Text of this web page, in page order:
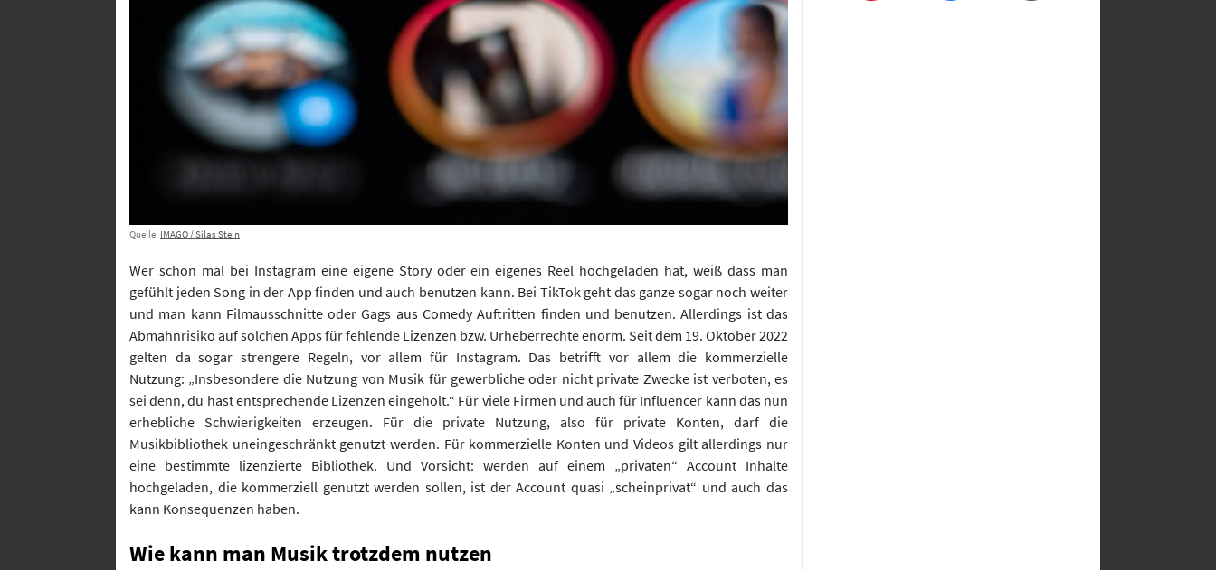
Quelle: IMAGO / Silas Stein
Wer schon mal bei Instagram eine eigene Story oder ein eigenes Reel hochgeladen hat, weiß dass man
gefühlt jeden Song in der App finden und auch benutzen kann. Bei TikTok geht das ganze sogar noch weiter
und man kann Filmausschnitte oder Gags aus Comedy Auftritten finden und benutzen. Allerdings ist das
Abmahnrisiko auf solchen Apps für fehlende Lizenzen bzw. Urheberrechte enorm. Seit dem 19. Oktober 2022
gelten da sogar strengere Regeln, vor allem für Instagram. Das betrifft vor allem die kommerzielle
Nutzung: „Insbesondere die Nutzung von Musik für gewerbliche oder nicht private Zwecke ist verboten, es
sei denn, du hast entsprechende Lizenzen eingeholt.“ Für viele Firmen und auch für Influencer kann das nun
erhebliche Schwierigkeiten erzeugen. Für die private Nutzung, also für private Konten, darf die
Musikbibliothek uneingeschränkt genutzt werden. Für kommerzielle Konten und Videos gilt allerdings nur
eine bestimmte lizenzierte Bibliothek. Und Vorsicht: werden auf einem „privaten“ Account Inhalte
hochgeladen, die kommerziell genutzt werden sollen, ist der Account quasi „scheinprivat“ und auch das
kann Konsequenzen haben.
Wie kann man Musik trotzdem nutzen